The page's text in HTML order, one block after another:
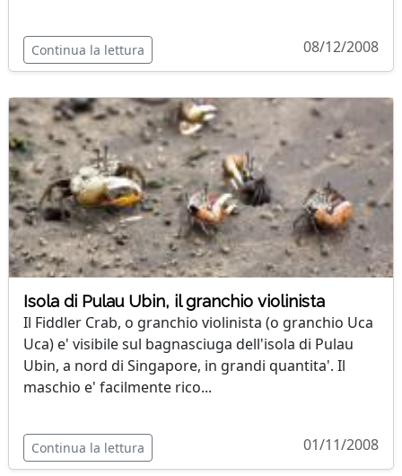
Continua la lettura 08/12/2008
Isola di Pulau Ubin, il granchio violinista
Il Fiddler Crab, o granchio violinista (o granchio Uca
Uca) e' visibile sul bagnasciuga dell'isola di Pulau
Ubin, a nord di Singapore, in grandi quantita'. Il
maschio e' facilmente rico...
Continua la lettura 01/11/2008